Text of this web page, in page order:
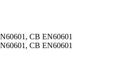
CB EN60601
CB EN60601